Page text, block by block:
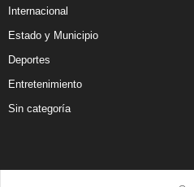
Internacional
Estado y Municipio
Deportes
Entretenimiento
Sin categoría